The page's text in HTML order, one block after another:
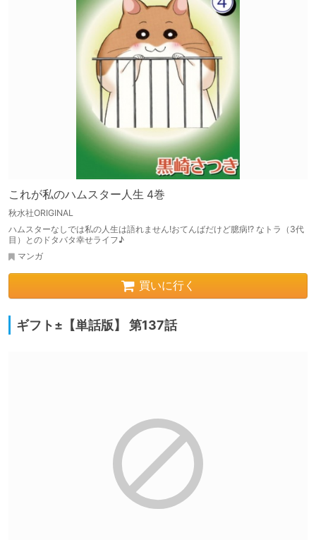
これが私のハムスター人生 4巻
秋水社ORIGINAL
ハムスターなしでは私の人生は語れません!おてんばだけど臆病!? なトラ（3代
目）とのドタバタ幸せライフ♪
マンガ
買いに行く
ギフト±【単話版】 第137話